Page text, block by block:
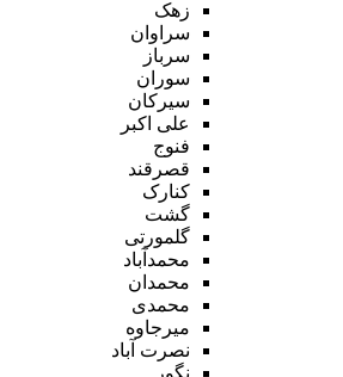
زهک
سراوان
سرباز
سوران
سیرکان
علی اکبر
فنوج
قصرقند
کنارک
گشت
گلمورتی
محمدآباد
محمدان
محمدی
میرجاوه
نصرت آباد
نگور